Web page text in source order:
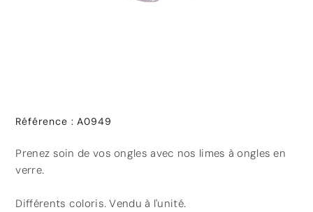
Référence : A0949
Prenez soin de vos ongles avec nos limes à ongles en
verre.
Différents coloris. Vendu à l'unité.